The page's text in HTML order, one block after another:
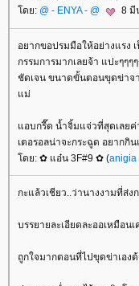
ดย: @ - ENYA - @ 8 มี
อยากขอปรมมือให้อย่างแรง
กรรมการมากเลยจ้า แปะๆๆๆ
ชัดเจน ขนาดขั้นตอนขุดข่าจ
ม่
อบกรี๊ด น้ำจิ้มแจ่วที่สุดเลย
เตอรอลน่าจะกระฉูด อยากกิน
ดย: ✿ แอ๋น 3F#9 ✿ (anigia
กะแล้วเชียว..ว่านางงามที่ส่ง
บรรยายละเอียดละออเหมือน
ถูกใจมากตอนที่ไปขุดข่าเอง